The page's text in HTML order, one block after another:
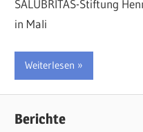
SALUBRITAS-Stiftung
in Mali
Weiterlesen
Berichte